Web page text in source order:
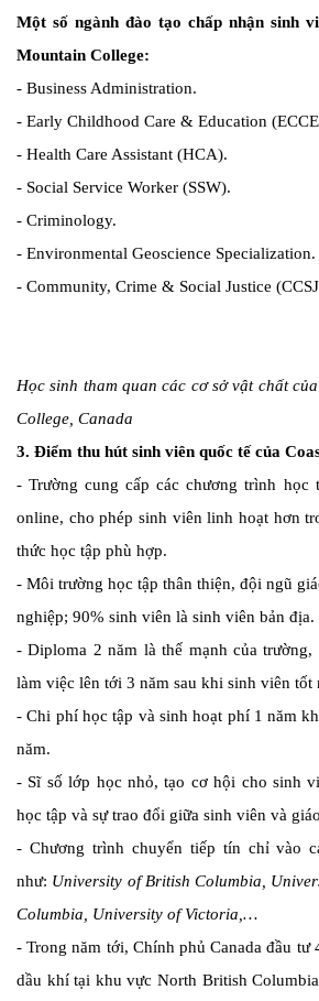
Một số ngành đào tạo chấp nhận sinh
Mountain College:
- Business Administration.
- Early Childhood Care & Education
- Health Care Assistant (HCA).
- Social Service Worker (SSW).
- Criminology.
- Environmental Geoscience Specialization.
- Community, Crime & Social Justice
Học sinh tham quan các cơ sở vật chất
College, Canada
3. Điểm thu hút sinh viên quốc tế của
- Trường cung cấp các chương trình
online, cho phép sinh viên linh hoạt hơn
thức học tập phù hợp.
- Môi trường học tập thân thiện, đội ngũ
nghiệp; 90% sinh viên là sinh viên bản địa.
- Diploma 2 năm là thế mạnh của
làm việc lên tới 3 năm sau khi sinh viên tốt
- Chi phí học tập và sinh hoạt phí 1 năm
năm.
- Sĩ số lớp học nhỏ, tạo cơ hội cho sinh
học tập và sự trao đổi giữa sinh viên và
- Chương trình chuyển tiếp tín chỉ vào
như: University of British Columbia,
Columbia, University of Victoria,…
- Trong năm tới, Chính phủ Canada đầu
dầu khí tại khu vực North British